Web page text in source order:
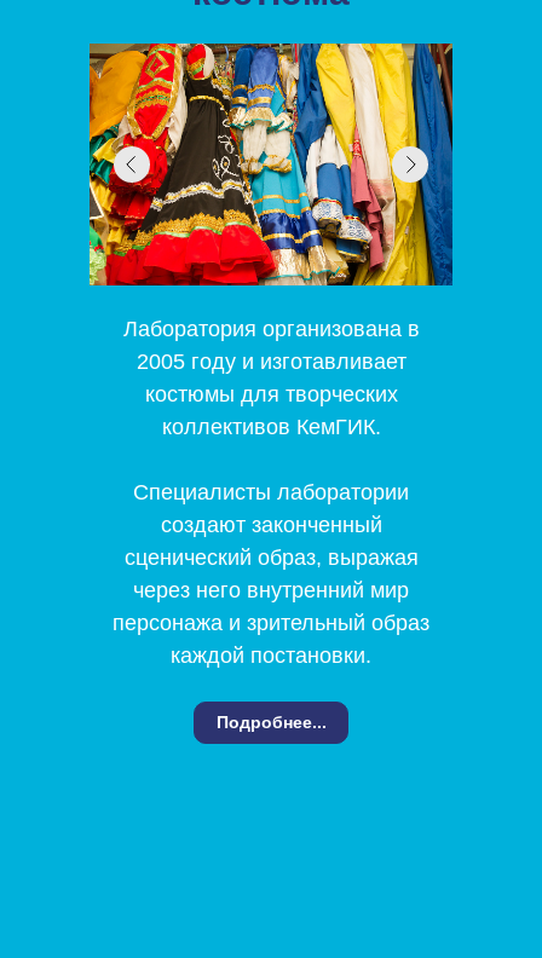
Подробнее...
Лаборатория организована в
2005 году и изготавливает
костюмы для творческих
коллективов КемГИК.
Специалисты лаборатории
создают законченный
сценический образ, выражая
через него внутренний мир
персонажа и зрительный образ
каждой постановки.